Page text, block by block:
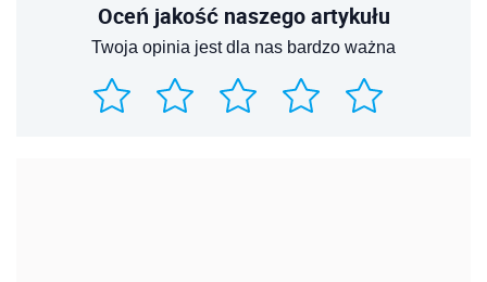
Oceń jakość naszego artykułu
Twoja opinia jest dla nas bardzo ważna